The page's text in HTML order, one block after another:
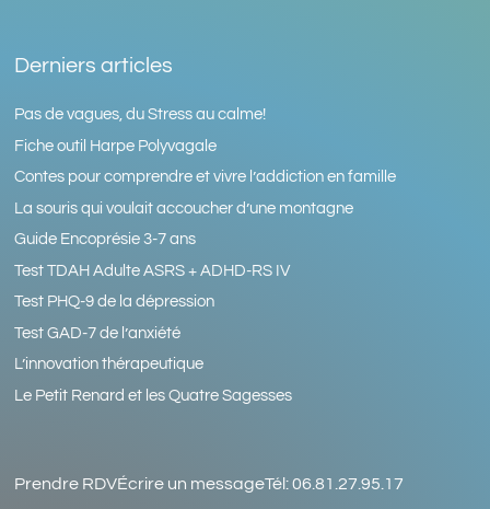
Derniers articles
Pas de vagues, du Stress au calme!
Fiche outil Harpe Polyvagale
Contes pour comprendre et vivre l’addiction en famille
La souris qui voulait accoucher d’une montagne
Guide Encoprésie 3-7 ans
Test TDAH Adulte ASRS + ADHD-RS IV
Test PHQ-9 de la dépression
Test GAD-7 de l’anxiété
L’innovation thérapeutique
Le Petit Renard et les Quatre Sagesses
Prendre RDVÉcrire un messageTél: 06.81.27.95.17